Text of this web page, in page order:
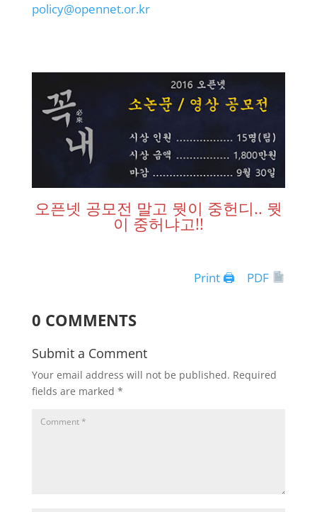
policy@opennet.or.kr
오픈넷 공모전 말고 뭣이 중헌디.. 뭣
이 중허냐고!!
Print 🖨 PDF
0 COMMENTS
Submit a Comment
Your email address will not be published. Required
fields are marked *